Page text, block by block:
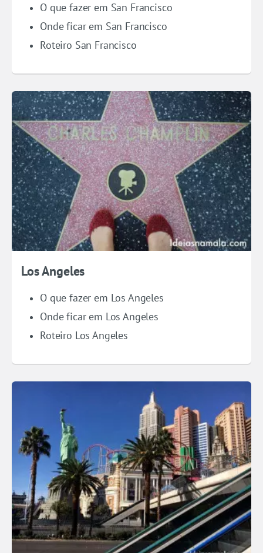
O que fazer em San Francisco
Onde ficar em San Francisco
Roteiro San Francisco
Los Angeles
O que fazer em Los Angeles
Onde ficar em Los Angeles
Roteiro Los Angeles